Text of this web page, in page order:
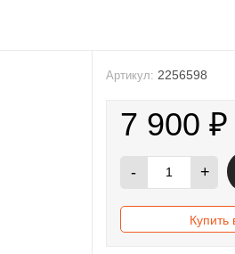
Артикул: 2256598
7 900₽
- +
Купить